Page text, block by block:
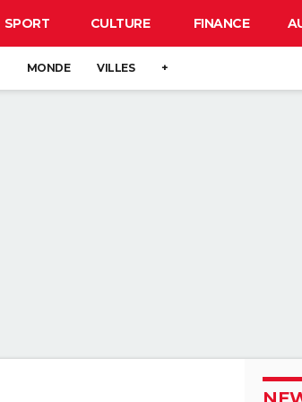
SPORT CULTURE FINANCE
MONDE VILLES +